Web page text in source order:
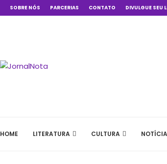
SOBRE NÓS PARCERIAS CONTATO DIVULGUE SEU
HOME LITERATURA CULTURA